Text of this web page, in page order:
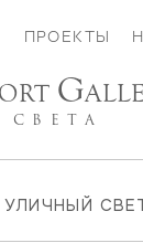
ПРОЕКТЫ
УЛИЧНЫЙ
G
СВЕТА